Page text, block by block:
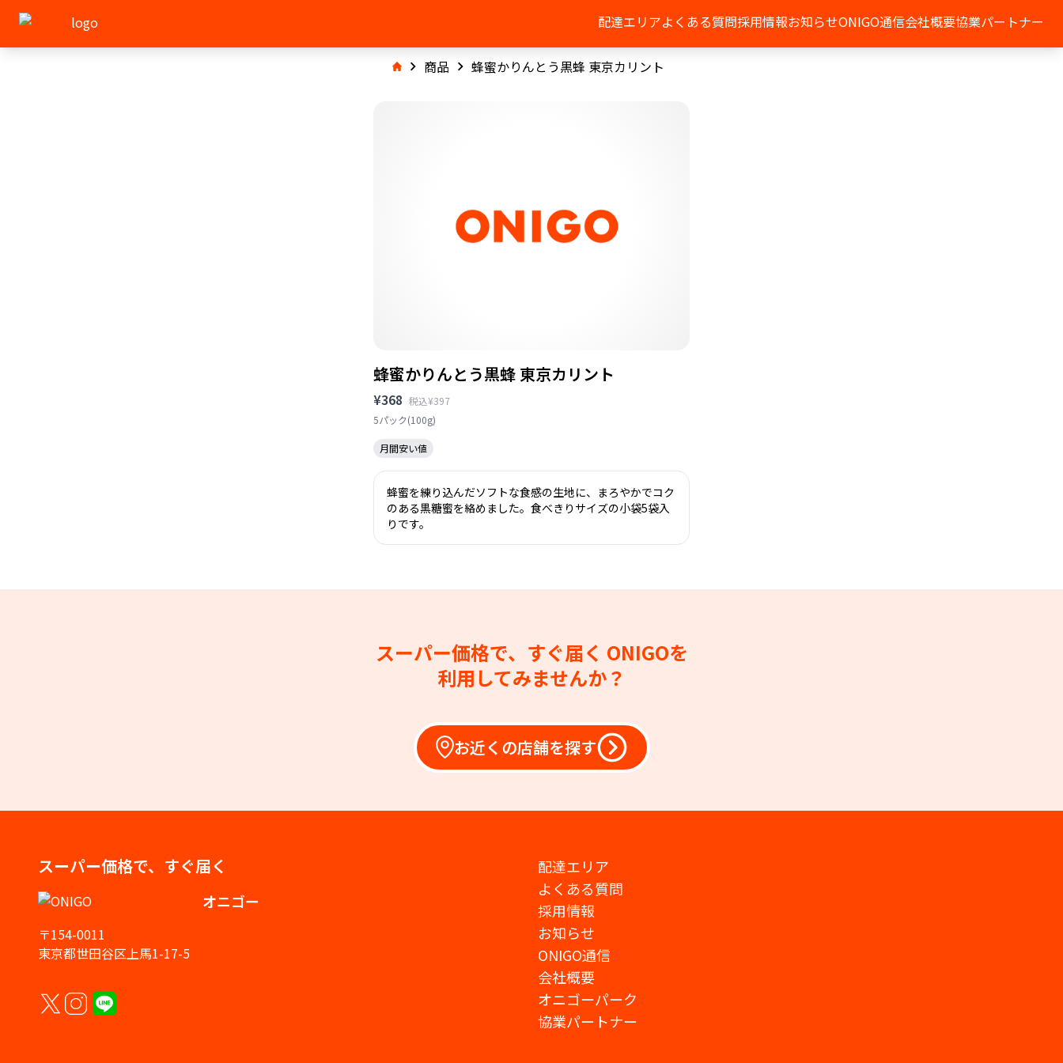
配達エリアよくある質問採用情報お知らせONIGO通信会社概要協業パートナー
商品 蜂蜜かりんとう黒蜂 東京カリント
蜂蜜かりんとう黒蜂 東京カリント
¥368 税込¥397
5パック(100g)
月間安い値
蜂蜜を練り込んだソフトな食感の生地に、まろやかでコク
のある黒糖蜜を絡めました。食べきりサイズの小袋5袋入
りです。
スーパー価格で、すぐ届く ONIGOを
利用してみませんか？
お近くの店舗を探す
スーパー価格で、すぐ届く
オニゴー
〒154-0011
東京都世田谷区上馬1-17-5
配達エリア
よくある質問
採用情報
お知らせ
ONIGO通信
会社概要
オニゴーパーク
協業パートナー